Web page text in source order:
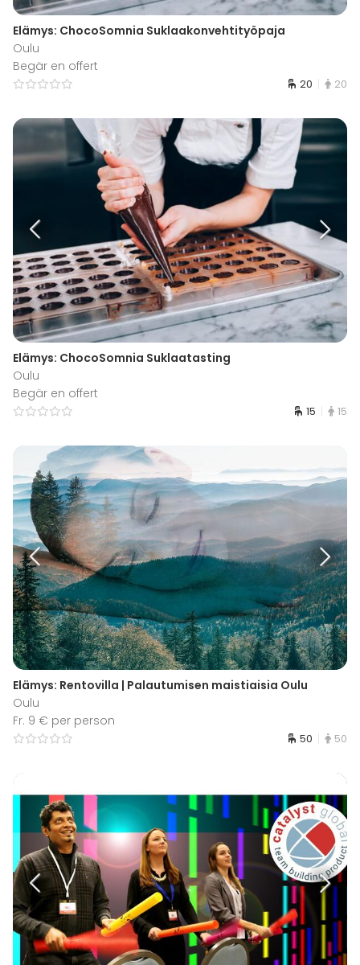
Elämys: ChocoSomnia Suklaakonvehtityöpaja
Oulu
Begär en offert
20 20
Elämys: ChocoSomnia Suklaatasting
Oulu
Begär en offert
15 15
Elämys: Rentovilla | Palautumisen maistiaisia Oulu
Oulu
Fr. 9 € per person
50 50